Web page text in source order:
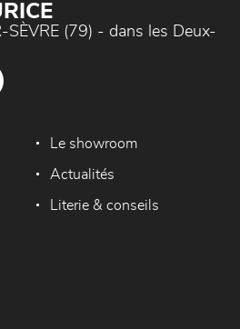
SÈVRE (79) - dans les Deux-
Le showroom
Actualités
Literie & conseils